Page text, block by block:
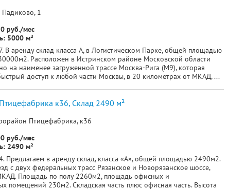
Падиково, 1
руб./мес
5000 м²
В аренду склад класса А, в Логистическом Парке, общей площадью
Расположен в Истринском районе Московской области
на наименее загруженной трассе Москва-Рига (М9), которая
доступ к любой части Москвы, в 20 километрах от МКАД, ...
к36, Склад 2490 м²
Птицефабрика, к36
руб./мес
2490 м²
Предлагаем в аренду склад, класса «А», общей площадью 2490м2.
с двух федеральных трасс Рязанское и Новорязанское шоссе,
Площадь по полу 2260м2, площадь офисных и
помещений 230м2. Складская часть плюс офисная часть. Высота